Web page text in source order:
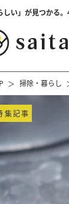
しい」が見つかる
掃除・暮らし
集記事